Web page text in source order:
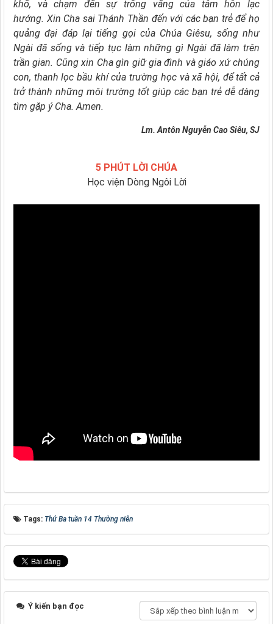
khổ, và chạm đến sự trống vắng của tâm hồn lạc
hướng. Xin Cha sai Thánh Thần đến với các bạn trẻđể họ
quảng đại đáp lại tiếng gọi của Chúa Giêsu, sống như
Ngài đã sống và tiếp tục làm những gì Ngài đã làm trên
trần gian. Cũng xin Chagìn giữ gia đình và giáo xứ chúng
con, thanh lọc bầu khí của trường học và xã hội, để tất cả
trở thành những môi trường tốt giúp các bạn trẻ dễ dàng
tìm gặp ý Cha. Amen.
Lm. Antôn Nguyễn Cao Siêu, SJ
5 PHÚT LỜI CHÚA
Học viện Dòng Ngôi Lời
Tags: Thứ Ba tuần 14 Thường niên
Ý kiến bạn đọc